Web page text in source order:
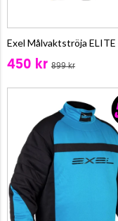
Exel Målvaktströja ELITE
450 kr 899 kr